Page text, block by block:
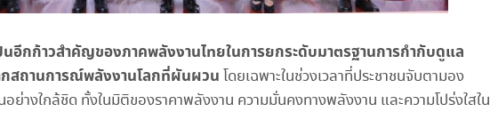
นอีกก้าวสำคัญของภาคพลังงานไทยในการยกระดับมาตรฐานการกำกับดูแล
สถานการณ์พลังงานโลกที่ผันผวน โดยเฉพาะในช่วงเวลาที่ประชาชนจับตามอง
างใกล้ชิด ทั้งในมิติของราคาพลังงาน ความมั่นคงทางพลังงาน และความโปร่งใสใน